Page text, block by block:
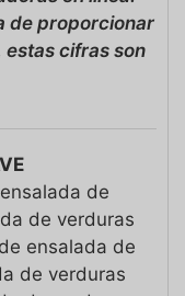
de proporcionar
cifras son
de
de verduras
ensalada de
de verduras